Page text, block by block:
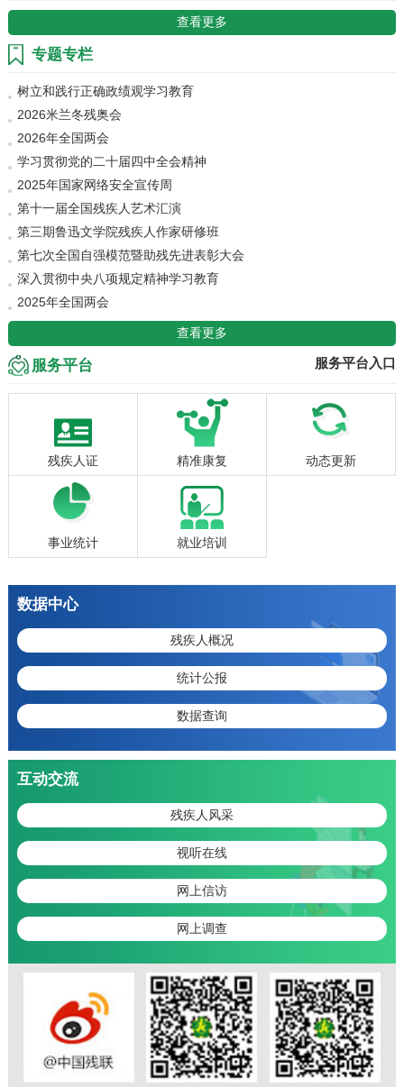
查看更多
专题专栏
树立和践行正确政绩观学习教育
2026米兰冬残奥会
2026年全国两会
学习贯彻党的二十届四中全会精神
2025年国家网络安全宣传周
第十一届全国残疾人艺术汇演
第三期鲁迅文学院残疾人作家研修班
第七次全国自强模范暨助残先进表彰大会
深入贯彻中央八项规定精神学习教育
2025年全国两会
查看更多
服务平台 服务平台入口
残疾人证 精准康复 动态更新
事业统计 就业培训
数据中心
残疾人概况
统计公报
数据查询
互动交流
残疾人风采
视听在线
网上信访
网上调查